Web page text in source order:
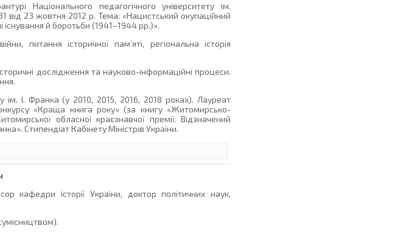
Національного педагогічного університету ім.
від 23 жовтня 2012 р. Тема: «Нацистський окупаційний
й боротьби (1941–1944 pp.)».
питання історичної пам’яті, регіональна історія
дослідження та науково-інформаційні процеси.
І. Франка (у 2010, 2015, 2016, 2018 роках). Лауреат
«Краща книга року» (за книгу «Житомирсько-
обласної краєзнавчої премії. Відзначений
Стипендіат Кабінету Міністрів України.
кафедри історії України, доктор політичних наук,